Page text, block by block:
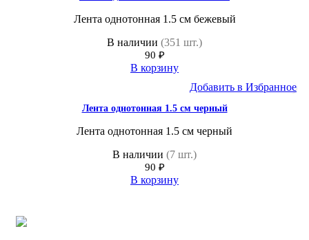
Лента однотонная 1.5 см бежевый
В наличии (351 шт.)
90 ₽
В корзину
Добавить в Избранное
Лента однотонная 1.5 см черный
Лента однотонная 1.5 см черный
В наличии (7 шт.)
90 ₽
В корзину